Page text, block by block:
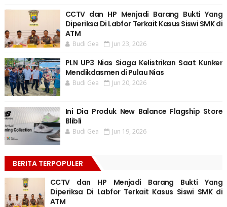
CCTV dan HP Menjadi Barang Bukti Yang
Diperiksa Di Labfor Terkait Kasus Siswi SMK di
ATM
Budi Gea Jun 23, 2026
PLN UP3 Nias Siaga Kelistrikan Saat Kunker
Mendikdasmen di Pulau Nias
Budi Gea Jun 20, 2026
Ini Dia Produk New Balance Flagship Store
Blibli
Budi Gea Jun 19, 2026
BERITA TERPOPULER
CCTV dan HP Menjadi Barang Bukti Yang
Diperiksa Di Labfor Terkait Kasus Siswi SMK di
ATM